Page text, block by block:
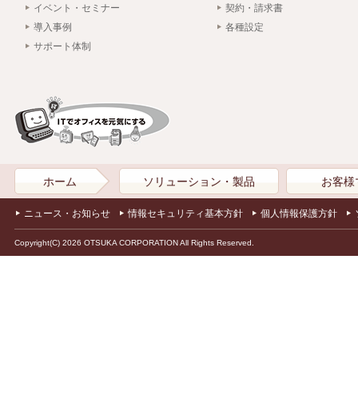
イベント・セミナー
導入事例
サポート体制
契約・請求書
各種設定
ホーム ソリューション・製品 お客様
ニュース・お知らせ 情報セキュリティ基本方針 個人情報保護方針
Copyright(C) 2026 OTSUKA CORPORATION All Rights Reserved.